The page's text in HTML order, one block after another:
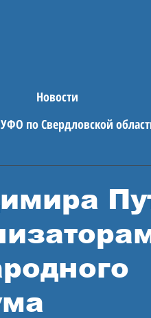
Новости
по Свердловской